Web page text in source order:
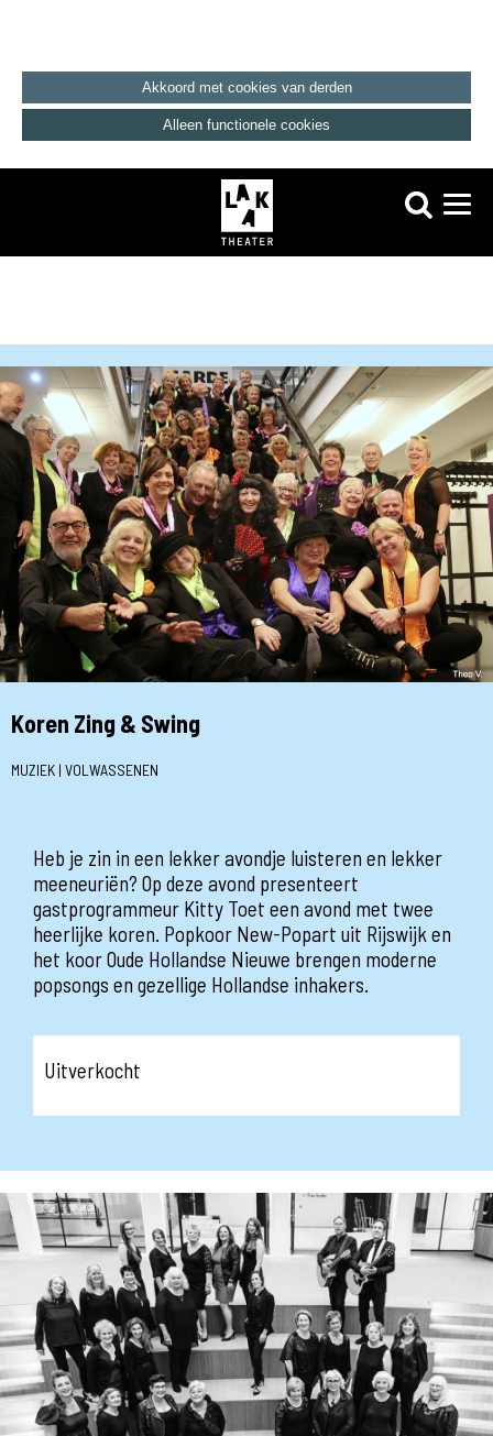
Akkoord met cookies van derden
Alleen functionele cookies
Koren Zing & Swing
MUZIEK | VOLWASSENEN
Heb je zin in een lekker avondje luisteren en lekker
meeneuriën? Op deze avond presenteert
gastprogrammeur Kitty Toet een avond met twee
heerlijke koren. Popkoor New-Popart uit Rijswijk en
het koor Oude Hollandse Nieuwe brengen moderne
popsongs en gezellige Hollandse inhakers.
Uitverkocht